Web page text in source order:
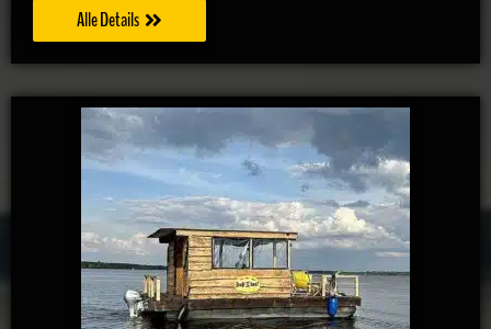
Alle Details